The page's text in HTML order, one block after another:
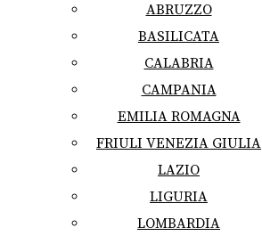
ABRUZZO
BASILICATA
CALABRIA
CAMPANIA
EMILIA ROMAGNA
FRIULI VENEZIA GIULIA
LAZIO
LIGURIA
LOMBARDIA